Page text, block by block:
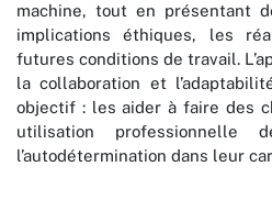
machine, tout en présentant
implications éthiques, les
futures conditions de travail.
la collaboration et
objectif : les aider à faire des
utilisation
l’autodétermination dans leur